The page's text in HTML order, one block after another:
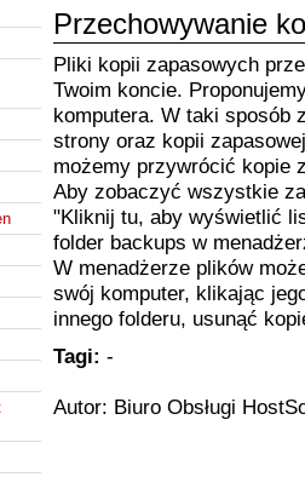
Przechowywanie
Pliki kopii zapasowych
Twoim koncie.
komputera. W taki sposób
strony oraz kopii
możemy przywrócić kopie
Aby zobaczyć wszystkie
"Kliknij tu, aby wyświetlić
folder backups w
W menadżerze plików
swój komputer, klikając
innego folderu, usunąć
Tagi: -
Autor: Biuro Obsługi